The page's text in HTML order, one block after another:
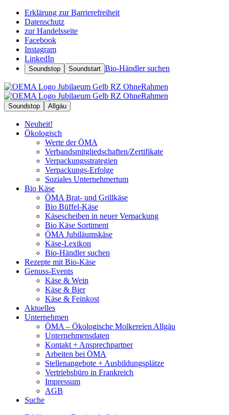
Erklärung zur Barrierefreiheit
Datenschutz
zur Handelsseite
Facebook
Instagram
LinkedIn
Soundstop Soundstart Bio-Händler suchen
Soundstop Allgäu
Neuheit!
Ökologisch
Werte der ÖMA
Verbandsmitgliedschaften/Zertifikate
Verpackungsstrategien
Verpackungs-Erfolge
Soziales Unternehmertum
Bio Käse
ÖMA Brat- und Grillkäse
Bio Büffel-Käse
Käsescheiben in neuer Verpackung
Bio Käse Sortiment
ÖMA Jubiläumskäse
Käse-Lexikon
Bio-Händler suchen
Rezepte mit Bio-Käse
Genuss-Events
Käse & Wein
Käse & Bier
Käse & Feinkost
Aktuelles
Unternehmen
ÖMA – Ökologische Molkereien Allgäu
Unternehmensdaten
Kontakt + Ansprechpartner
Arbeiten bei ÖMA
Stellenangebote + Ausbildungsplätze
Vertriebsbüro in Frankreich
Impressum
AGB
Suche